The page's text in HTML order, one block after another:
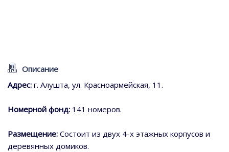
Описание
Адрес: г. Алушта, ул. Красноармейская, 11.
Номерной фонд: 141 номеров.
Размещение: Состоит из двух 4-х этажных корпусов и
деревянных домиков.